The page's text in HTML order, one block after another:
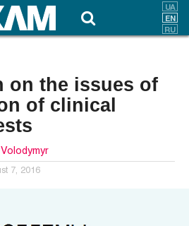
on the issues of
of clinical
7, 2016